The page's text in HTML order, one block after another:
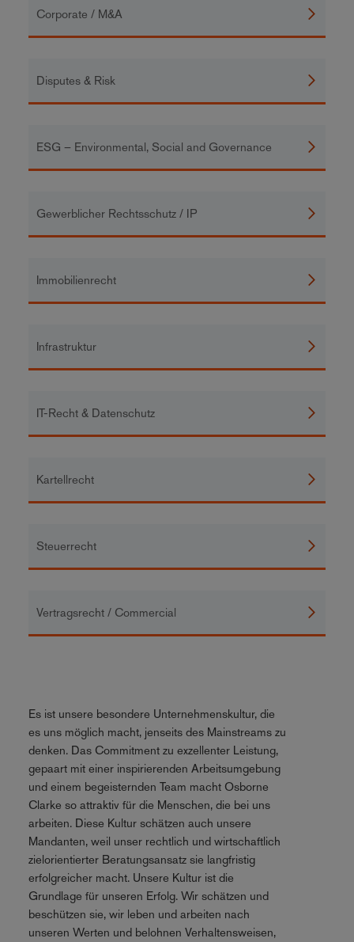
Corporate / M&A
Disputes & Risk
ESG – Environmental, Social and Governance
Gewerblicher Rechtsschutz / IP
Immobilienrecht
Infrastruktur
IT-Recht & Datenschutz
Kartellrecht
Steuerrecht
Vertragsrecht / Commercial
Es ist unsere besondere Unternehmenskultur, die
es uns möglich macht, jenseits des Mainstreams zu
denken. Das Commitment zu exzellenter Leistung,
gepaart mit einer inspirierenden Arbeitsumgebung
und einem begeisternden Team macht Osborne
Clarke so attraktiv für die Menschen, die bei uns
arbeiten. Diese Kultur schätzen auch unsere
Mandanten, weil unser rechtlich und wirtschaftlich
zielorientierter Beratungsansatz sie langfristig
erfolgreicher macht. Unsere Kultur ist die
Grundlage für unseren Erfolg. Wir schätzen und
beschützen sie, wir leben und arbeiten nach
unseren Werten und belohnen Verhaltensweisen,